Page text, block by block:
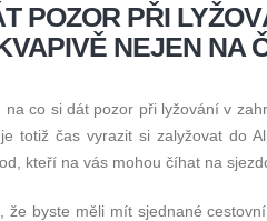
POZOR PŘI
NEJEN NA
co si dát pozor při lyžování v
totiž čas vyrazit si zalyžovat do
kteří na vás mohou číhat na
že byste měli mít sjednané